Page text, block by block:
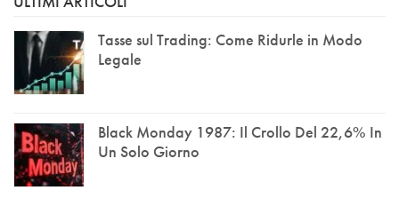
Tasse sul Trading: Come Ridurle in Modo
Legale
Black Monday 1987: Il Crollo Del 22,6% In
Un Solo Giorno